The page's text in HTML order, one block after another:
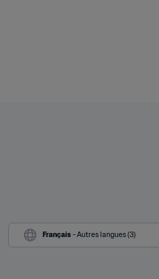
Français - Autres langues (3)